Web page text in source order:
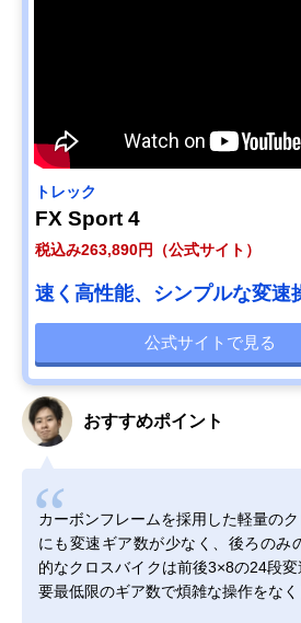
トレック
FX Sport 4
税込み263,890円（公式サイト）
速く高性能、シンプルな変速
公式サイトで見る
おすすめポイント
カーボンフレームを採用した軽量の
にも変速ギア数が少なく、後ろのみ
的なクロスバイクは前後3×8の24段
要最低限のギア数で煩雑な操作をなく